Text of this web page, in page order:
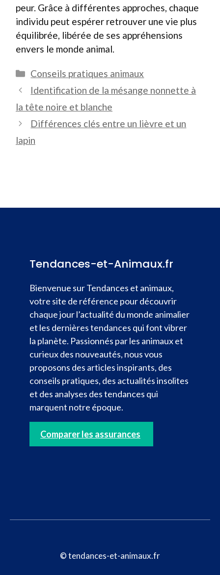
peur. Grâce à différentes approches, chaque
individu peut espérer retrouver une vie plus
équilibrée, libérée de ses appréhensions
envers le monde animal.
Catégories
Conseils pratiques animaux
Identification de la mésange nonnette à
la tête noire et blanche
Différences clés entre un lièvre et un
lapin
Tendances-et-Animaux.fr
Bienvenue sur Tendances et animaux,
votre site de référence pour découvrir
chaque jour l’actualité du monde animalier
et les dernières tendances qui font vibrer
la planète. Passionnés par les animaux et
curieux des nouveautés, nous vous
proposons des articles inspirants, des
conseils pratiques, des actualités insolites
et des analyses des tendances qui
marquent notre époque.
Comparer les assurances
© tendances-et-animaux.fr